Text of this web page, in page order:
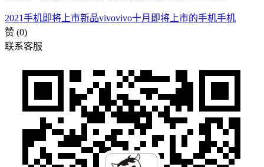
2021手机即将上市新品vivovivo十月即将上市的手机手机
赞 (0)
联系客服